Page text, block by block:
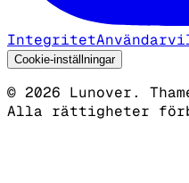
Integritet
Cookie-inställningar
© 2026 Lunover.
Alla rättigheter